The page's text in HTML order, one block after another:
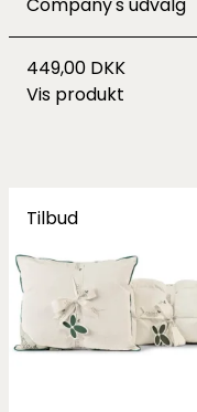
449,00 DKK
Vis produkt
Tilbud